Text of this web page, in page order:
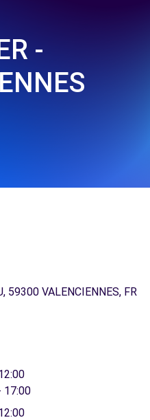
-
59300 VALENCIENNES, FR
17:00